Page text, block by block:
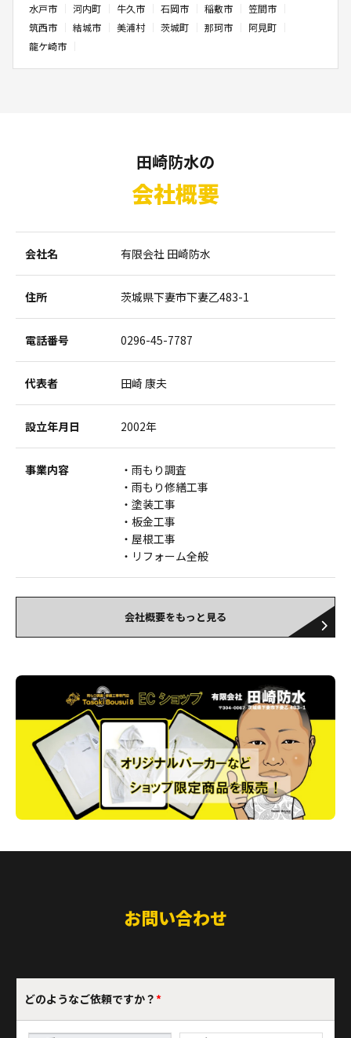
水戸市 河内町 牛久市 石岡市 稲敷市
笠間市
筑西市
結城市 美浦村 茨城町 那珂市
阿見町
龍ケ崎市
田崎防水の
会社概要
会社名 有限会社 田崎防水
住所 茨城県下妻市下妻乙483-1
電話番号 0296-45-7787
代表者 田崎 康夫
設立年月日 2002年
事業内容
雨もり調査
雨もり修繕工事
塗装工事
板金工事
屋根工事
リフォーム全般
会社概要をもっと見る
お問い合わせ
どのようなご依頼ですか？*